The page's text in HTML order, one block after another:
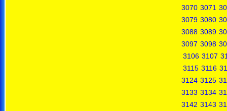
3070 3071
3079 3080
3088 3089
3097 3098
3106 3107
3115 3116
3124 3125
3133 3134
3142 3143